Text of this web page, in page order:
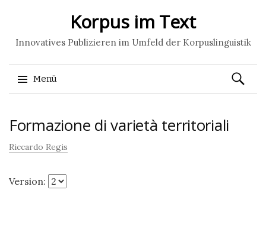
Korpus im Text
Innovatives Publizieren im Umfeld der Korpuslinguistik
Menü
zum
Suchen
nach:
Formazione di varietà territoriali
Riccardo Regis
Version: